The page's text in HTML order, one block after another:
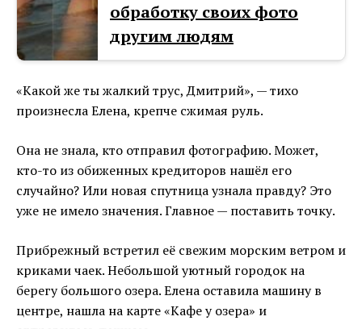
обработку своих фото
другим людям
«Какой же ты жалкий трус, Дмитрий», — тихо
произнесла Елена, крепче сжимая руль.
Она не знала, кто отправил фотографию. Может,
кто-то из обиженных кредиторов нашёл его
случайно? Или новая спутница узнала правду? Это
уже не имело значения. Главное — поставить точку.
Прибрежный встретил её свежим морским ветром и
криками чаек. Небольшой уютный городок на
берегу большого озера. Елена оставила машину в
центре, нашла на карте «Кафе у озера» и